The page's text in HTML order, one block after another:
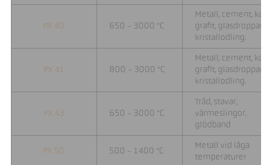
PX 40 650 - 3000 °C
Metall, cement, kalk,
grafit, glasdroppar,
kristallodling.
PX 41 800 - 3000 °C
Metall, cement, kalk,
grafit, glasdroppar,
kristallodling.
PX 43 650 - 3000 °C
Tråd, stavar,
värmeslingor,
glödband
PX 50 500 - 1400 °C
Metall vid låga
temperaturer